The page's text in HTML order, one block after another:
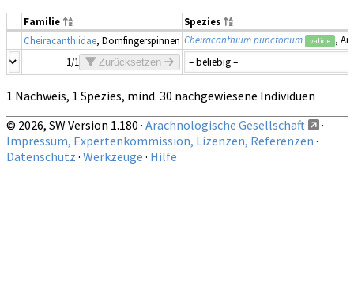
Familie
Spezies
Cheiracanthiidae, Dornfingerspinnen Cheiracanthium punctorium valide ,
1/1
Zurücksetzen
1 Nachweis, 1 Spezies, mind. 30 nachgewiesene Individuen
© 2026, SW Version 1.180 · Arachnologische Gesellschaft
·
Impressum, Expertenkommission, Lizenzen, Referenzen ·
Datenschutz · Werkzeuge · Hilfe